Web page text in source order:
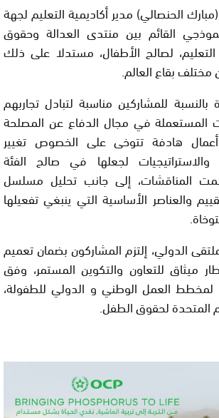
الحنصالي) مدير أكاديمية التعليم لجهة
القائم بين منتدى العدالة وحقوق
التعليم، لصالح الأطفال، مستدلا على ذلك
بقاع العالم.
للمشاركين مناسبة لتبادل تجاربهم
المستعملة في مجال الدفاع عن المصلحة
أعمال هادفة تتوخى على الخصوص تغيير
والاستراتيجيات لجعلها في صالح الفئة
المناقشات، إلى جانب تحليل مسلسل
والعناصر الأساسية التي ينبغي تفعيلها
الدولي، إلتزم المشاركون بضمان تعميم
ميثاق للتعاون والتكوين المستمر، وفق
لمخطط العمل الوطني و الدولي للطفولة،
المتحدة لحقوق الطفل.